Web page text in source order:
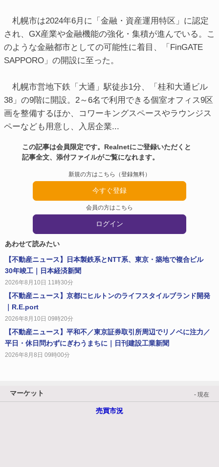
札幌市は2024年6月に「金融・資産運用特区」に認定
され、GX産業や金融機能の強化・集積が進んでいる。こ
のような金融都市としての可能性に着目、「FinGATE
SAPPORO」の開設に至った。
札幌市営地下鉄「大通」駅徒歩1分、「桂和大通ビル
38」の9階に開設。2～6名で利用できる個室オフィス9区
画を整備するほか、コワーキングスペースやラウンジス
ペーなども用意し、入居企業...
この記事は会員限定です。Realnetにご登録いただくと
記事全文、添付ファイルがご覧になれます。
新規の方はこちら（登録無料）
今すぐ登録
会員の方はこちら
ログイン
あわせて読みたい
【不動産ニュース】日本製鉄系とNTT系、東京・築地で複合ビル
30年竣工｜日本経済新聞
2026年8月10日 11時30分
【不動産ニュース】京都にヒルトンのライフスタイルブランド開発
｜R.E.port
2026年8月10日 09時20分
【不動産ニュース】平和不／東京証券取引所周辺でリノベに注力／
平日・休日問わずにぎわうまちに｜日刊建設工業新聞
2026年8月8日 09時00分
マーケット - 現在
売買市況